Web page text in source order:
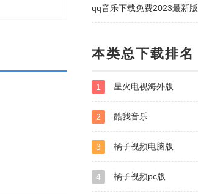
qq音乐下载免费2023最新版
本类总下载排名
1 星火电视海外版
2 酷我音乐
3 橘子视频电脑版
4 橘子视频pc版